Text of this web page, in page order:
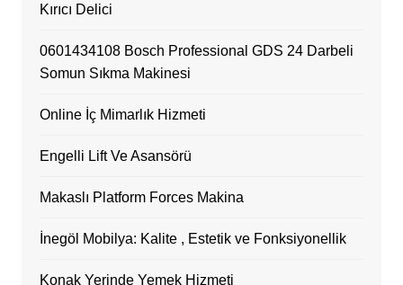
Kırıcı Delici
0601434108 Bosch Professional GDS 24 Darbeli
Somun Sıkma Makinesi
Online İç Mimarlık Hizmeti
Engelli Lift Ve Asansörü
Makaslı Platform Forces Makina
İnegöl Mobilya: Kalite , Estetik ve Fonksiyonellik
Konak Yerinde Yemek Hizmeti